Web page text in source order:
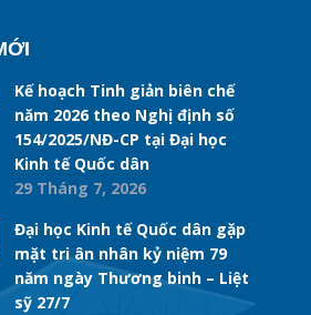
Kế hoạch Tinh giản biên chế
năm 2026 theo Nghị định số
154/2025/NĐ-CP tại Đại học
Kinh tế Quốc dân
29 Tháng 7, 2026
Đại học Kinh tế Quốc dân gặp
mặt tri ân nhân kỷ niệm 79
năm ngày Thương binh – Liệt
sỹ 27/7